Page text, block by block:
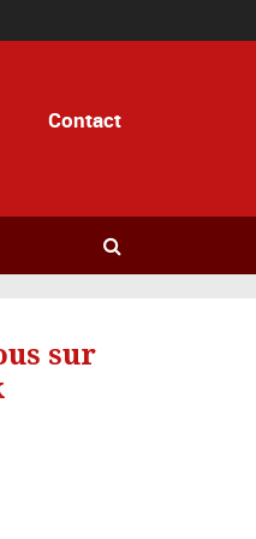
Contact
sur